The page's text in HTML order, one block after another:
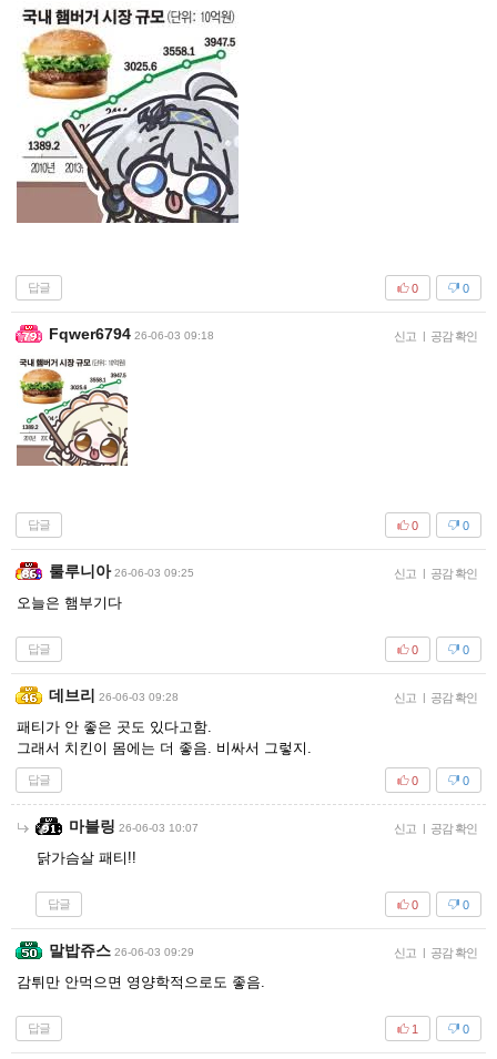
답글 0
0
Fqwer6794 26-06-03 09:18 신고 | 공감 확인
답글 0
0
룰루니아 26-06-03 09:25 신고 | 공감 확인
오늘은 햄부기다
답글 0
0
데브리 26-06-03 09:28 신고 | 공감 확인
패티가 안 좋은 곳도 있다고함.
그래서 치킨이 몸에는 더 좋음. 비싸서 그렇지.
답글 0
0
마블링 26-06-03 10:07 신고 | 공감 확인
닭가슴살 패티!!
답글 0
0
말밥쥬스 26-06-03 09:29 신고 | 공감 확인
감튀만 안먹으면 영양학적으로도 좋음.
답글 0
1